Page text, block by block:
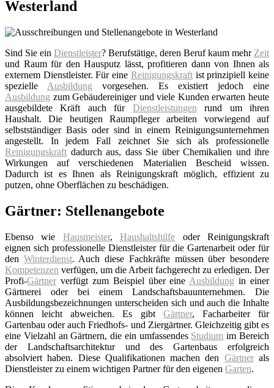
Westerland
Sind Sie ein Dienstleister? Berufstätige, deren Beruf kaum mehr Zeit
und Raum für den Hausputz lässt, profitieren dann von Ihnen als
externem Dienstleister. Für eine Reinigungskraftist prinzipiell keine
spezielle Ausbildung vorgesehen. Es existiert jedoch eine
Ausbildung zum Gebäudereiniger und viele Kunden erwarten heute
ausgebildete Kräft auch für Dienstleistungen rund um ihren
Haushalt. Die heutigen Raumpfleger arbeiten vorwiegend auf
selbstständiger Basis oder sind in einem Reinigungsunternehmen
angestellt. In jedem Fall zeichnet Sie sich als professionelle
Reinigungskraft dadurch aus, dass Sie über Chemikalien und ihre
Wirkungen auf verschiedenen Materialien Bescheid wissen.
Dadurch ist es Ihnen als Reinigungskraft möglich, effizient zu
putzen, ohne Oberflächen zu beschädigen.
Gärtner: Stellenangebote
Ebenso wie Hausmeister,Haushaltshilfe oder Reinigungskraft
eignen sich professionelle Dienstleister für die Gartenarbeit oder für
den Winterdienst. Auch diese Fachkräfte müssen über besondere
Kompetenzen verfügen, um die Arbeit fachgerecht zu erledigen. Der
Profi-Gärtner verfügt zum Beispiel über eine Ausbildung in einer
Gärtnerei oder bei einem Landschaftsbauunternehmen. Die
Ausbildungsbezeichnungen unterscheiden sich und auch die Inhalte
können leicht abweichen. Es gibt Gärtner, Facharbeiter für
Gartenbau oder auch Friedhofs- und Ziergärtner. Gleichzeitig gibt es
eine Vielzahl an Gärtnern, die ein umfassendes Studium im Bereich
der Landschaftsarchitektur und des Gartenbaus erfolgreich
absolviert haben. Diese Qualifikationen machen den Gärtnerals
Dienstleister zu einem wichtigen Partner für den eigenen Garten.